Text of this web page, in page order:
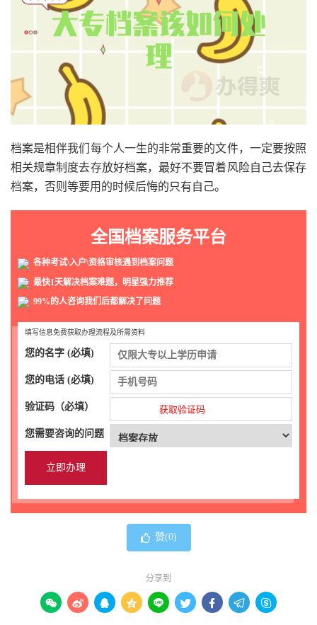
档案是相伴我们每个人一生的非常重要的文件，一定要按照
相关规章制度去存放好档案，最好不要冒着风险自己去保存
档案，否则等要用的时候后悔的只有自己。
全国档案服务平台
各种考试\入户\资格审核遇到档案问题
最快1天解决档案难题，明星强力推荐
99%的人咨询我们后都解决了问题
填写信息免费获取办理流程及所需资料
您的名字 (必填)
您的电话 (必填)
验证码（必填） 获取验证码
您需要咨询的问题
赞(0)
分享到
        